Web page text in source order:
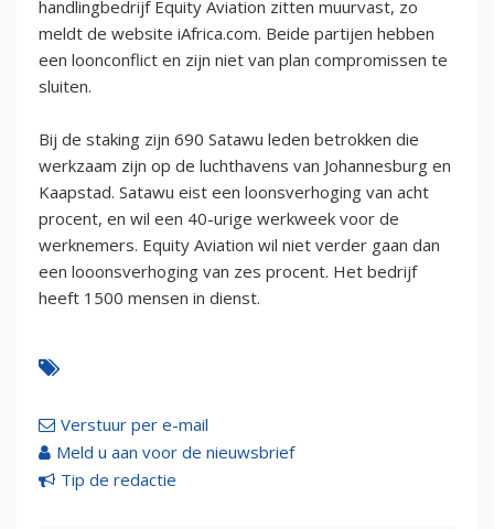
handlingbedrijf Equity Aviation zitten muurvast, zo
meldt de website iAfrica.com. Beide partijen hebben
een loonconflict en zijn niet van plan compromissen te
sluiten.
Bij de staking zijn 690 Satawu leden betrokken die
werkzaam zijn op de luchthavens van Johannesburg en
Kaapstad. Satawu eist een loonsverhoging van acht
procent, en wil een 40-urige werkweek voor de
werknemers. Equity Aviation wil niet verder gaan dan
een looonsverhoging van zes procent. Het bedrijf
heeft 1500 mensen in dienst.
Verstuur per e-mail
Meld u aan voor de nieuwsbrief
Tip de redactie